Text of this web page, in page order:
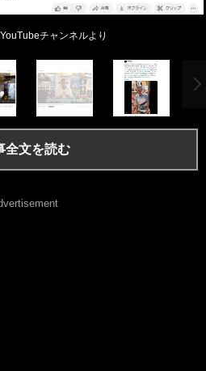
チャンネルより
全文を読む